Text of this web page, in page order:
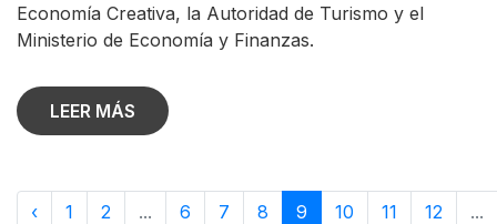
Economía Creativa, la Autoridad de Turismo y el
Ministerio de Economía y Finanzas.
LEER MÁS
‹ 1 2 ... 6 7 8 9 10 11 12 ...